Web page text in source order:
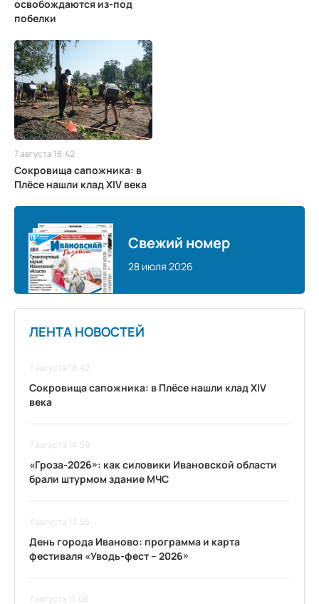
освобождаются из-под
побелки
7 августа 18:42
Сокровища сапожника: в
Плёсе нашли клад XIV века
Свежий номер
28 июля 2026
ЛЕНТА НОВОСТЕЙ
7 августа 18:42
Сокровища сапожника: в Плёсе нашли клад XIV
века
7 августа 14:59
«Гроза-2026»: как силовики Ивановской области
брали штурмом здание МЧС
7 августа 13:55
День города Иваново: программа и карта
фестиваля «Уводь-фест – 2026»
7 августа 11:08